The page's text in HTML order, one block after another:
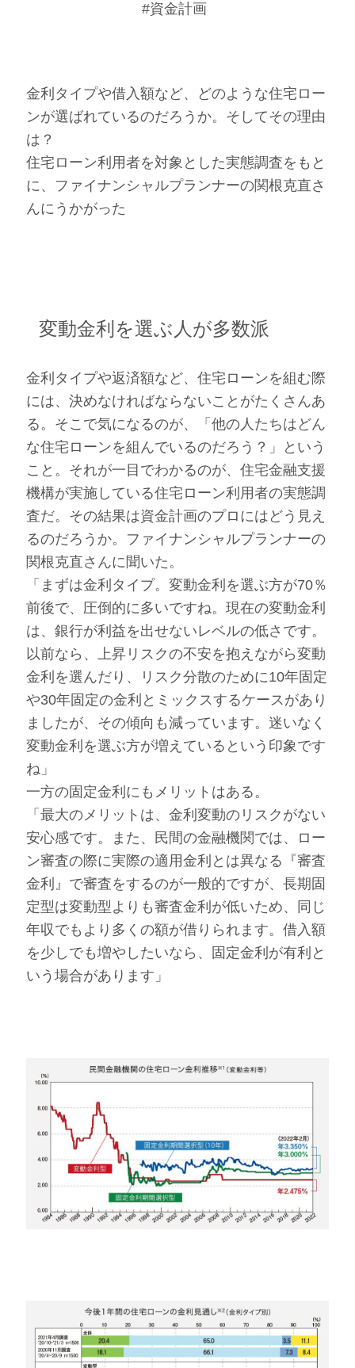
#資金計画
金利タイプや借入額など、どのような住宅ロー
ンが選ばれているのだろうか。そしてその理由
は？
住宅ローン利用者を対象とした実態調査をもと
に、ファイナンシャルプランナーの関根克直さ
んにうかがった
変動金利を選ぶ人が多数派
金利タイプや返済額など、住宅ローンを組む際
には、決めなければならないことがたくさんあ
る。そこで気になるのが、「他の人たちはどん
な住宅ローンを組んでいるのだろう？」という
こと。それが一目でわかるのが、住宅金融支援
機構が実施している住宅ローン利用者の実態調
査だ。その結果は資金計画のプロにはどう見え
るのだろうか。ファイナンシャルプランナーの
関根克直さんに聞いた。
「まずは金利タイプ。変動金利を選ぶ方が70％
前後で、圧倒的に多いですね。現在の変動金利
は、銀行が利益を出せないレベルの低さです。
以前なら、上昇リスクの不安を抱えながら変動
金利を選んだり、リスク分散のために10年固定
や30年固定の金利とミックスするケースがあり
ましたが、その傾向も減っています。迷いなく
変動金利を選ぶ方が増えているという印象です
ね」
一方の固定金利にもメリットはある。
「最大のメリットは、金利変動のリスクがない
安心感です。また、民間の金融機関では、ロー
ン審査の際に実際の適用金利とは異なる『審査
金利』で審査をするのが一般的ですが、長期固
定型は変動型よりも審査金利が低いため、同じ
年収でもより多くの額が借りられます。借入額
を少しでも増やしたいなら、固定金利が有利と
いう場合があります」